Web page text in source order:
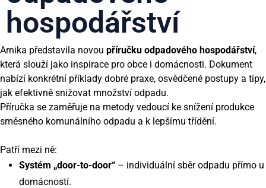
hospodářství
Arnika představila novou příručku odpadového hospodářství,
která slouží jako inspirace pro obce i domácnosti. Dokument
nabízí konkrétní příklady dobré praxe, osvědčené postupy a tipy,
jak efektivně snižovat množství odpadu.
Příručka se zaměřuje na metody vedoucí ke snížení produkce
směsného komunálního odpadu a k lepšímu třídění.
Patří mezi ně:
Systém „door-to-door“ – individuální sběr odpadu přímo u
domácností.